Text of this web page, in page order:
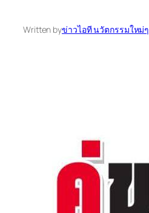
Written byข่าวไอที นวัตกรรมใหม่ๆ